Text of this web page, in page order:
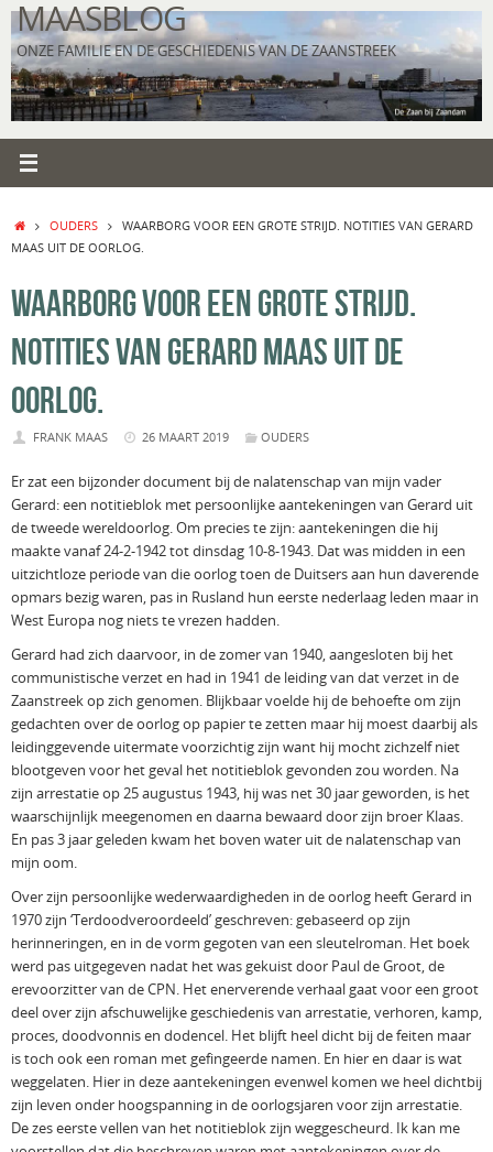
Ga
naar
de
inhoud
MAASBLOG
ONZE FAMILIE EN DE GESCHIEDENIS VAN DE ZAANSTREEK
HOMEOUDERS
WAARBORG VOOR EEN GROTE STRIJD. NOTITIES VAN GERARD
MAAS UIT DE OORLOG.
WAARBORG VOOR EEN GROTE STRIJD.
NOTITIES VAN GERARD MAAS UIT DE
OORLOG.
FRANK MAAS 26 MAART 2019 OUDERS
Er zat een bijzonder document bij de nalatenschap van mijn vader
Gerard: een notitieblok met persoonlijke aantekeningen van Gerard uit
de tweede wereldoorlog. Om precies te zijn: aantekeningen die hij
maakte vanaf 24-2-1942 tot dinsdag 10-8-1943. Dat was midden in een
uitzichtloze periode van die oorlog toen de Duitsers aan hun daverende
opmars bezig waren, pas in Rusland hun eerste nederlaag leden maar in
West Europa nog niets te vrezen hadden.
Gerard had zich daarvoor, in de zomer van 1940, aangesloten bij het
communistische verzet en had in 1941 de leiding van dat verzet in de
Zaanstreek op zich genomen. Blijkbaar voelde hij de behoefte om zijn
gedachten over de oorlog op papier te zetten maar hij moest daarbij als
leidinggevende uitermate voorzichtig zijn want hij mocht zichzelf niet
blootgeven voor het geval het notitieblok gevonden zou worden. Na
zijn arrestatie op 25 augustus 1943, hij was net 30 jaar geworden, is het
waarschijnlijk meegenomen en daarna bewaard door zijn broer Klaas.
En pas 3 jaar geleden kwam het boven water uit de nalatenschap van
mijn oom.
Over zijn persoonlijke wederwaardigheden in de oorlog heeft Gerard in
1970 zijn ‘Terdoodveroordeeld’ geschreven: gebaseerd op zijn
herinneringen, en in de vorm gegoten van een sleutelroman. Het boek
werd pas uitgegeven nadat het was gekuist door Paul de Groot, de
erevoorzitter van de CPN. Het enerverende verhaal gaat voor een groot
deel over zijn afschuwelijke geschiedenis van arrestatie, verhoren, kamp,
proces, doodvonnis en dodencel. Het blijft heel dicht bij de feiten maar
is toch ook een roman met gefingeerde namen. En hier en daar is wat
weggelaten. Hier in deze aantekeningen evenwel komen we heel dichtbij
zijn leven onder hoogspanning in de oorlogsjaren voor zijn arrestatie.
De zes eerste vellen van het notitieblok zijn weggescheurd. Ik kan me